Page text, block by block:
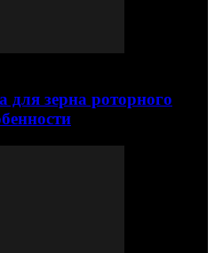
для зерна роторного